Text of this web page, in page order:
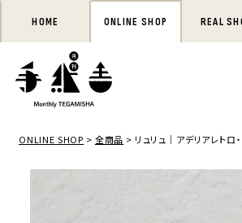
HOME ONLINE SHOP REAL
ONLINE SHOP 全商品 リュリュ｜アデリアレト